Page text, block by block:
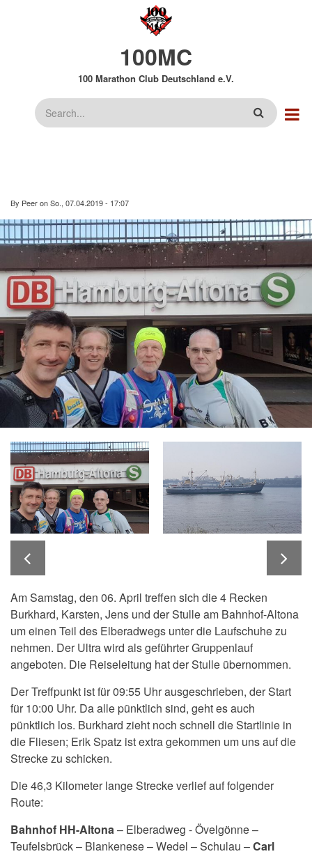
100MC
100 Marathon Club Deutschland e.V.
Suche
By PeeronSo., 07.04.2019 - 17:07
Am Samstag, den 06. April treffen sich die 4 Recken
Burkhard, Karsten, Jens und der Stulle am Bahnhof-Altona
um einen Teil des Elberadwegs unter die Laufschuhe zu
nehmen. Der Ultra wird als geführter Gruppenlauf
angeboten. Die Reiseleitung hat der Stulle übernommen.
Der Treffpunkt ist für 09:55 Uhr ausgeschrieben, der Start
für 10:00 Uhr. Da alle pünktlich sind, geht es auch
pünktlich los. Burkhard zieht noch schnell die Startlinie in
die Fliesen; Erik Spatz ist extra gekommen um uns auf die
Strecke zu schicken.
Die 46,3 Kilometer lange Strecke verlief auf folgender
Route:
Bahnhof HH-Altona– Elberadweg - Övelgönne –
Teufelsbrück – Blankenese – Wedel – Schulau –Carl